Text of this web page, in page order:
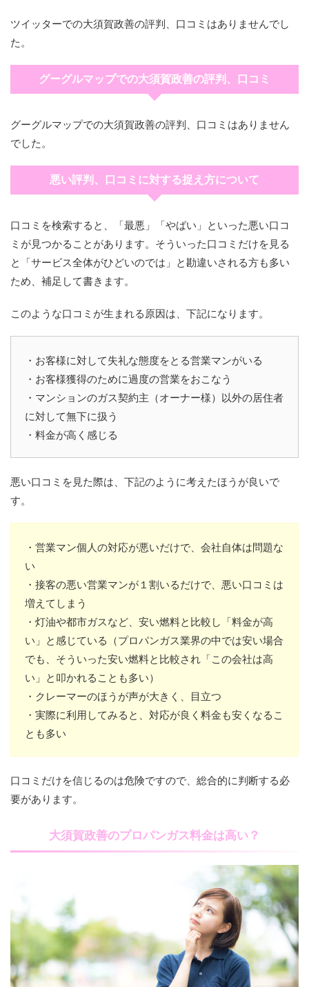
ツイッターでの大須賀政善の評判、口コミはありませんでし
た。
グーグルマップでの大須賀政善の評判、口コミ
グーグルマップでの大須賀政善の評判、口コミはありません
でした。
悪い評判、口コミに対する捉え方について
口コミを検索すると、「最悪」「やばい」といった悪い口コ
ミが見つかることがあります。そういった口コミだけを見る
と「サービス全体がひどいのでは」と勘違いされる方も多い
ため、補足して書きます。
このような口コミが生まれる原因は、下記になります。
・お客様に対して失礼な態度をとる営業マンがいる
・お客様獲得のために過度の営業をおこなう
・マンションのガス契約主（オーナー様）以外の居住者
に対して無下に扱う
・料金が高く感じる
悪い口コミを見た際は、下記のように考えたほうが良いで
す。
・営業マン個人の対応が悪いだけで、会社自体は問題な
い
・接客の悪い営業マンが１割いるだけで、悪い口コミは
増えてしまう
・灯油や都市ガスなど、安い燃料と比較し「料金が高
い」と感じている（プロパンガス業界の中では安い場合
でも、そういった安い燃料と比較され「この会社は高
い」と叩かれることも多い）
・クレーマーのほうが声が大きく、目立つ
・実際に利用してみると、対応が良く料金も安くなるこ
とも多い
口コミだけを信じるのは危険ですので、総合的に判断する必
要があります。
大須賀政善のプロパンガス料金は高い？